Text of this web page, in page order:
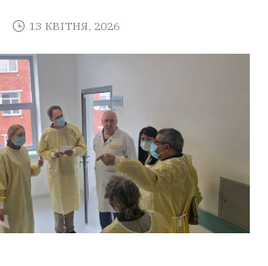
13 КВІТНЯ, 2026